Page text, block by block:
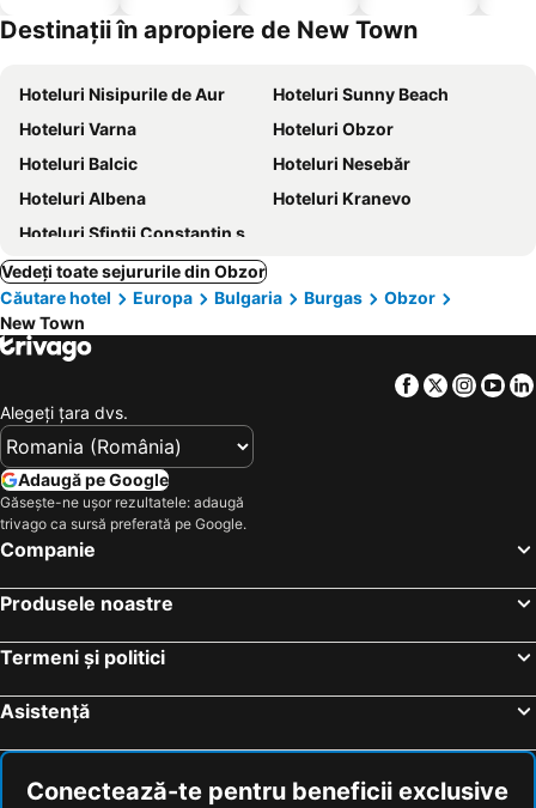
animale
Destinații în apropiere de New Town
Hoteluri Nisipurile de Aur
Hoteluri Sunny Beach
Hoteluri Varna
Hoteluri Obzor
Hoteluri Balcic
Hoteluri Nesebăr
Hoteluri Albena
Hoteluri Kranevo
Hoteluri Sfinții Constantin și Elena
Vedeți toate sejururile din Obzor
Căutare hotel
Europa Bulgaria Burgas
Obzor
New Town
Facebook
Twitter
Alegeţi ţara dvs.
Adaugă pe Google
Găsește-ne ușor rezultatele: adaugă
trivago ca sursă preferată pe Google.
Companie
Produsele noastre
Termeni și politici
Asistență
Conectează-te pentru beneficii exclusive